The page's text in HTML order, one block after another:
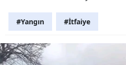
#Yangın #İtfaiye